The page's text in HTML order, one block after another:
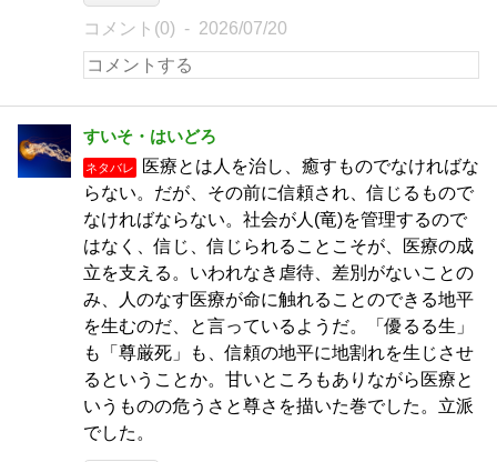
コメント(0) 2026/07/20
すいそ・はいどろ
ネタバレ
医療とは人を治し、癒すものでなければな
らない。だが、その前に信頼され、信じるもので
なければならない。社会が人(竜)を管理するので
はなく、信じ、信じられることこそが、医療の成
立を支える。いわれなき虐待、差別がないことの
み、人のなす医療が命に触れることのできる地平
を生むのだ、と言っているようだ。「優るる生」
も「尊厳死」も、信頼の地平に地割れを生じさせ
るということか。甘いところもありながら医療と
いうものの危うさと尊さを描いた巻でした。立派
でした。